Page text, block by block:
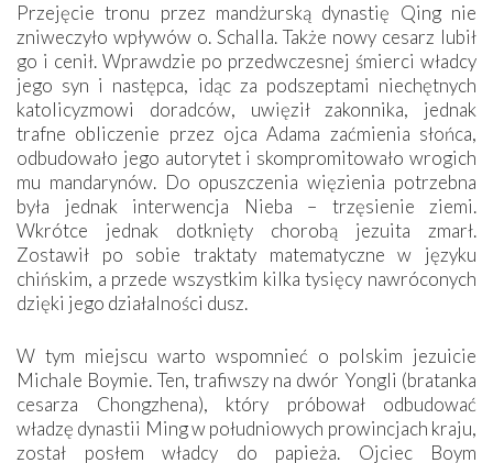
Przejęcie tronu przez mandżurską dynastię Qing nie
zniweczyło wpływów o. Schalla. Także nowy cesarz lubił
go i cenił. Wprawdzie po przedwczesnej śmierci władcy
jego syn i następca, idąc za podszeptami niechętnych
katolicyzmowi doradców, uwięził zakonnika, jednak
trafne obliczenie przez ojca Adama zaćmienia słońca,
odbudowało jego autorytet i skompromitowało wrogich
mu mandarynów. Do opuszczenia więzienia potrzebna
była jednak interwencja Nieba – trzęsienie ziemi.
Wkrótce jednak dotknięty chorobą jezuita zmarł.
Zostawił po sobie traktaty matematyczne w języku
chińskim, a przede wszystkim kilka tysięcy nawróconych
dzięki jego działalności dusz.
W tym miejscu warto wspomnieć o polskim jezuicie
Michale Boymie. Ten, trafiwszy na dwór Yongli (bratanka
cesarza Chongzhena), który próbował odbudować
władzę dynastii Ming w południowych prowincjach kraju,
został posłem władcy do papieża. Ojciec Boym